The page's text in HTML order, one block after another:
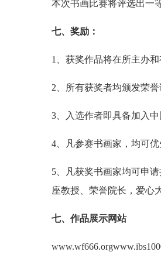
本次书画比赛将评选出一
七、奖励：
1、获奖作品将在所主办
2、所有获奖者均颁发荣
3、入选作者即具备加入
4、凡参赛书画家，均可优
5、凡获奖书画家均可申
座教授、荣誉院长，爱心
七、作品展示网站